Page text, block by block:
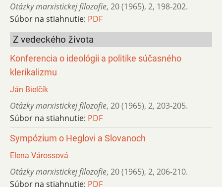
Otázky marxistickej filozofie, 20 (1965), 2, 198-202.
Súbor na stiahnutie: PDF
Z vedeckého života
Konferencia o ideológii a politike súčasného
klerikalizmu
Ján Bielčík
Otázky marxistickej filozofie, 20 (1965), 2, 203-205.
Súbor na stiahnutie: PDF
Sympózium o Heglovi a Slovanoch
Elena Várossová
Otázky marxistickej filozofie, 20 (1965), 2, 206-210.
Súbor na stiahnutie: PDF